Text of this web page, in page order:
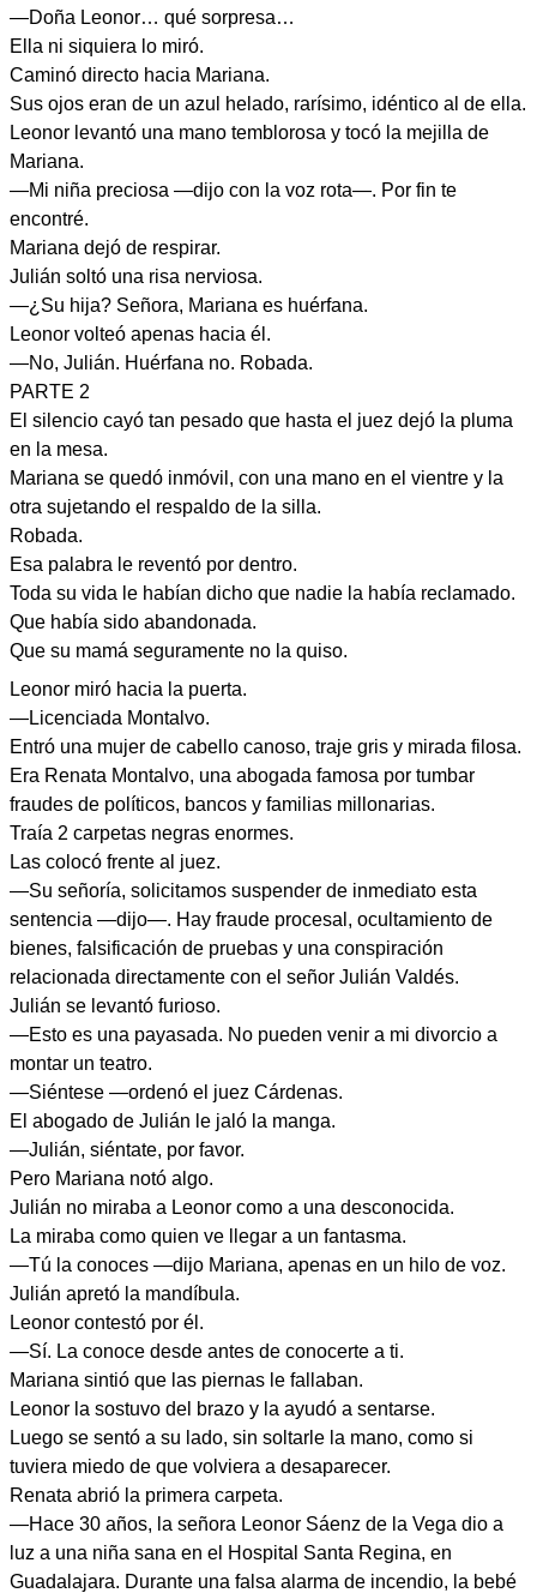
—Doña Leonor… qué sorpresa…
Ella ni siquiera lo miró.
Caminó directo hacia Mariana.
Sus ojos eran de un azul helado, rarísimo, idéntico al de ella.
Leonor levantó una mano temblorosa y tocó la mejilla de
Mariana.
—Mi niña preciosa —dijo con la voz rota—. Por fin te
encontré.
Mariana dejó de respirar.
Julián soltó una risa nerviosa.
—¿Su hija? Señora, Mariana es huérfana.
Leonor volteó apenas hacia él.
—No, Julián. Huérfana no. Robada.
PARTE 2
El silencio cayó tan pesado que hasta el juez dejó la pluma
en la mesa.
Mariana se quedó inmóvil, con una mano en el vientre y la
otra sujetando el respaldo de la silla.
Robada.
Esa palabra le reventó por dentro.
Toda su vida le habían dicho que nadie la había reclamado.
Que había sido abandonada.
Que su mamá seguramente no la quiso.
Leonor miró hacia la puerta.
—Licenciada Montalvo.
Entró una mujer de cabello canoso, traje gris y mirada filosa.
Era Renata Montalvo, una abogada famosa por tumbar
fraudes de políticos, bancos y familias millonarias.
Traía 2 carpetas negras enormes.
Las colocó frente al juez.
—Su señoría, solicitamos suspender de inmediato esta
sentencia —dijo—. Hay fraude procesal, ocultamiento de
bienes, falsificación de pruebas y una conspiración
relacionada directamente con el señor Julián Valdés.
Julián se levantó furioso.
—Esto es una payasada. No pueden venir a mi divorcio a
montar un teatro.
—Siéntese —ordenó el juez Cárdenas.
El abogado de Julián le jaló la manga.
—Julián, siéntate, por favor.
Pero Mariana notó algo.
Julián no miraba a Leonor como a una desconocida.
La miraba como quien ve llegar a un fantasma.
—Tú la conoces —dijo Mariana, apenas en un hilo de voz.
Julián apretó la mandíbula.
Leonor contestó por él.
—Sí. La conoce desde antes de conocerte a ti.
Mariana sintió que las piernas le fallaban.
Leonor la sostuvo del brazo y la ayudó a sentarse.
Luego se sentó a su lado, sin soltarle la mano, como si
tuviera miedo de que volviera a desaparecer.
Renata abrió la primera carpeta.
—Hace 30 años, la señora Leonor Sáenz de la Vega dio a
luz a una niña sana en el Hospital Santa Regina, en
Guadalajara. Durante una falsa alarma de incendio, la bebé